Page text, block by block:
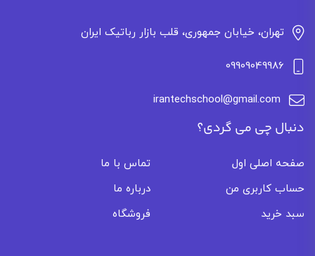
تهران، خیابان جمهوری، قلب بازار رباتیک ایران
09909049986
irantechschool@gmail.com
دنبال چی می گردی؟
صفحه اصلی اول
تماس با ما
حساب کاربری من
درباره ما
سبد خرید
فروشگاه